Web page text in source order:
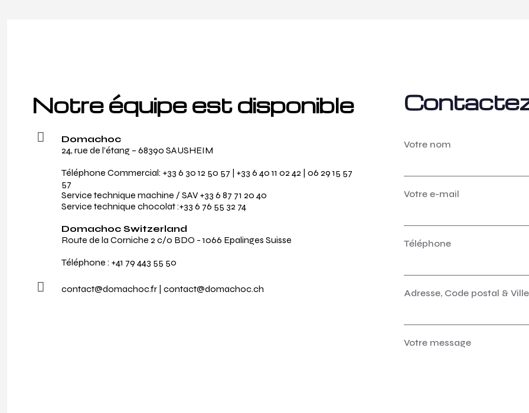
Notre équipe est disponible
Domachoc
24, rue de l’étang – 68390 SAUSHEIM
Téléphone Commercial: +33 6 30 12 50 57 | +33 6 40 11 02 42 | 06 29 15 57
57
Service technique machine / SAV+33 6 87 71 20 40
Service technique chocolat :+33 6 76 55 32 74
Domachoc Switzerland
Route de la Corniche 2 c/o BDO - 1066 Epalinges Suisse
Téléphone : +41 79 443 55 50
contact@domachoc.fr | contact@domachoc.ch
Votre nom
Votre e-mail
Téléphone
Adresse, Code postal & Ville
Votre message